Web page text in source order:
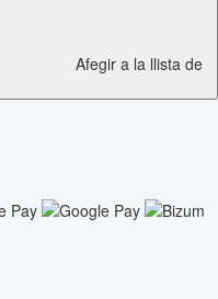
Afegir a la llista de